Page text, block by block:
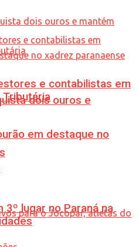
dois ouros e
em destaque no
e contabilistas em
lugar no Paraná na